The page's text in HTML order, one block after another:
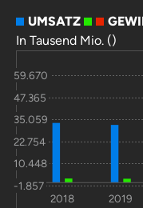
UMSATZ
In Tausend Mio. ()
2018 2019
59.670
47.365
35.059
22.754
10.448
-1.857